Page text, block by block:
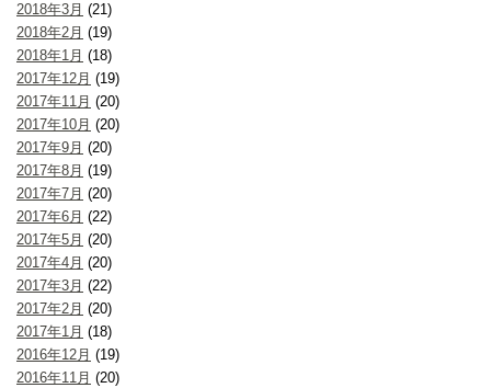
2018年3月 (21)
2018年2月 (19)
2018年1月 (18)
2017年12月 (19)
2017年11月 (20)
2017年10月 (20)
2017年9月 (20)
2017年8月 (19)
2017年7月 (20)
2017年6月 (22)
2017年5月 (20)
2017年4月 (20)
2017年3月 (22)
2017年2月 (20)
2017年1月 (18)
2016年12月 (19)
2016年11月 (20)